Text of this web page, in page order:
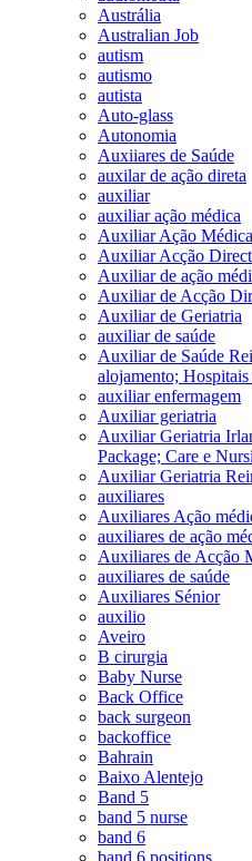
Austrália
Australian Job
autism
autismo
autista
Auto-glass
Autonomia
Auxiiares de Saúde
auxilar de ação direta
auxiliar
auxiliar ação médica
Auxiliar Ação
Auxiliar Acção
Auxiliar de ação
Auxiliar de Acção
Auxiliar de Geriatria
auxiliar de saúde
Auxiliar de Saúde
alojamento;
auxiliar enfermagem
Auxiliar geriatria
Auxiliar Geriatria
Package; Care e
Auxiliar Geriatria
auxiliares
Auxiliares Ação
auxiliares de ação
Auxiliares de Acção
auxiliares de saúde
Auxiliares Sénior
auxilio
Aveiro
B cirurgia
Baby Nurse
Back Office
back surgeon
backoffice
Bahrain
Baixo Alentejo
Band 5
band 5 nurse
band 6
band 6 positions